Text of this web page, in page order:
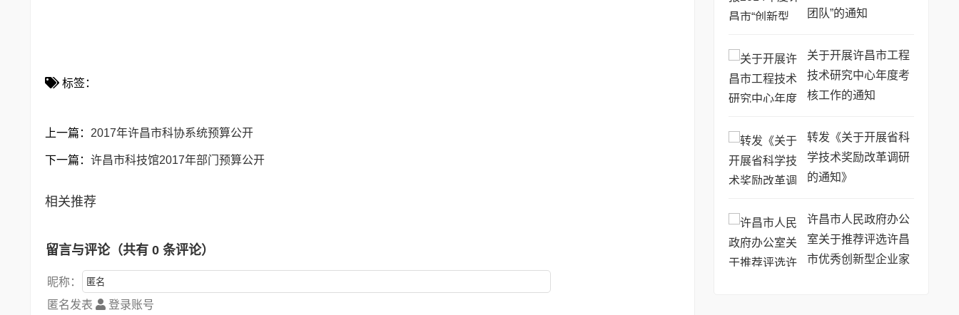
标签：
上一篇： 2017年许昌市科协系统预算公开
下一篇： 许昌市科技馆2017年部门预算公开
相关推荐
留言与评论（共有 0 条评论）
昵称：
匿名发表
登录账号
团队”的通知
关于开展许昌市工程
技术研究中心年度考
核工作的通知
转发《关于开展省科
学技术奖励改革调研
的通知》
许昌市人民政府办公
室关于推荐评选许昌
市优秀创新型企业家